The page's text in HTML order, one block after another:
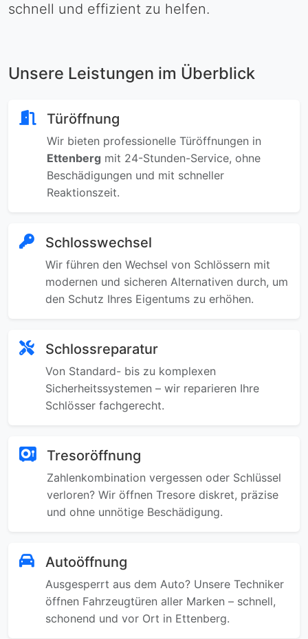
schnell und effizient zu helfen.
Unsere Leistungen im Überblick
Türöffnung
Wir bieten professionelle Türöffnungen in
Ettenberg mit 24-Stunden-Service, ohne
Beschädigungen und mit schneller
Reaktionszeit.
Schlosswechsel
Wir führen den Wechsel von Schlössern mit
modernen und sicheren Alternativen durch, um
den Schutz Ihres Eigentums zu erhöhen.
Schlossreparatur
Von Standard- bis zu komplexen
Sicherheitssystemen – wir reparieren Ihre
Schlösser fachgerecht.
Tresoröffnung
Zahlenkombination vergessen oder Schlüssel
verloren? Wir öffnen Tresore diskret, präzise
und ohne unnötige Beschädigung.
Autoöffnung
Ausgesperrt aus dem Auto? Unsere Techniker
öffnen Fahrzeugtüren aller Marken – schnell,
schonend und vor Ort in Ettenberg.